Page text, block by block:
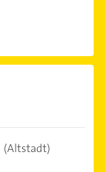
(Altstadt)